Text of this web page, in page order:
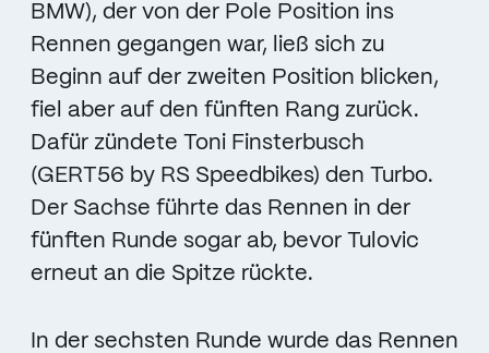
BMW), der von der Pole Position ins
Rennen gegangen war, ließ sich zu
Beginn auf der zweiten Position blicken,
fiel aber auf den fünften Rang zurück.
Dafür zündete Toni Finsterbusch
(GERT56 by RS Speedbikes) den Turbo.
Der Sachse führte das Rennen in der
fünften Runde sogar ab, bevor Tulovic
erneut an die Spitze rückte.
In der sechsten Runde wurde das Rennen